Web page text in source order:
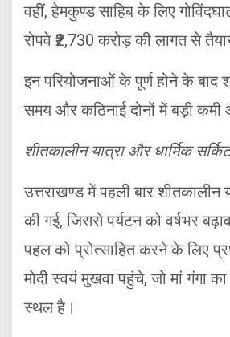
वहीं, हेमकुण्ड साहिब के लिए
रोपवे ₹2,730 करोड़ की लागत से
इन परियोजनाओं के पूर्ण होने के बाद
समय और कठिनाई दोनों में बड़ी कमी
शीतकालीन यात्रा और धार्मिक
उत्तराखण्ड में पहली बार
की गई, जिससे पर्यटन को वर्षभर
पहल को प्रोत्साहित करने के लिए
मोदी स्वयं मुखवा पहुंचे, जो मां गंगा
स्थल है।